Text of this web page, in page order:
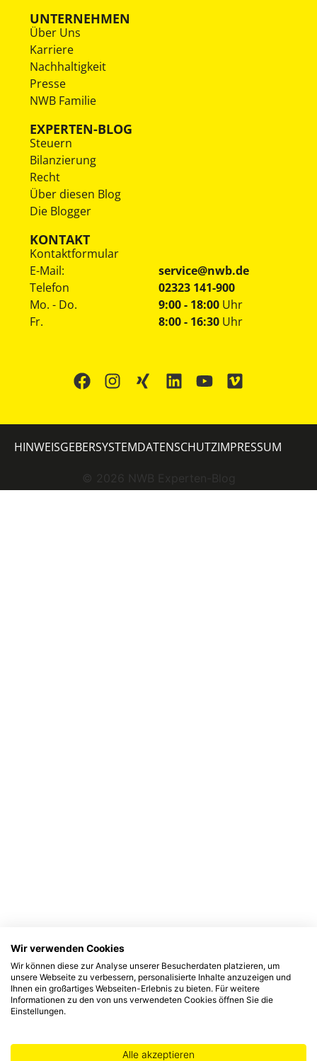
UNTERNEHMEN
Über Uns
Karriere
Nachhaltigkeit
Presse
NWB Familie
EXPERTEN-BLOG
Steuern
Bilanzierung
Recht
Über diesen Blog
Die Blogger
KONTAKT
Kontaktformular
E-Mail:
service@nwb.de
Telefon
02323 141-900
Mo. - Do.
Fr.
9:00 - 18:00 Uhr
8:00 - 16:30 Uhr
© 2026 NWB Experten-Blog
HINWEISGEBERSYSTEMDATENSCHUTZIMPRESSUM
Wir verwenden Cookies
Wir können diese zur Analyse unserer Besucherdaten platzieren, um
unsere Webseite zu verbessern, personalisierte Inhalte anzuzeigen und
Ihnen ein großartiges Webseiten-Erlebnis zu bieten. Für weitere
Informationen zu den von uns verwendeten Cookies öffnen Sie die
Einstellungen.
Alle akzeptieren